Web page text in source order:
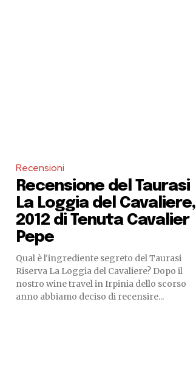
Recensioni
Recensione del Taurasi
La Loggia del Cavaliere,
2012 di Tenuta Cavalier
Pepe
Qual è l'ingrediente segreto del Taurasi
Riserva La Loggia del Cavaliere? Dopo il
nostro wine travel in Irpinia dello scorso
anno abbiamo deciso di recensire...